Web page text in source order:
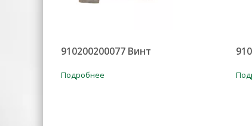
910200200077 Винт
Подробнее